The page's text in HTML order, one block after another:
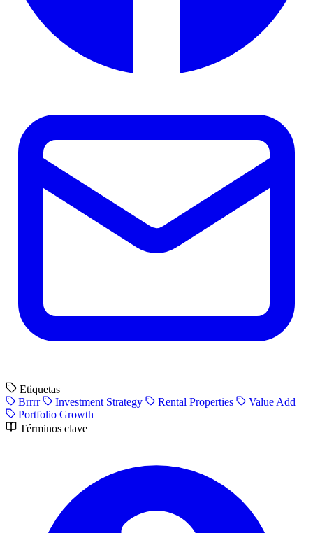
Etiquetas
Brrrr
Investment Strategy Rental Properties
Value Add
Portfolio Growth
Términos clave